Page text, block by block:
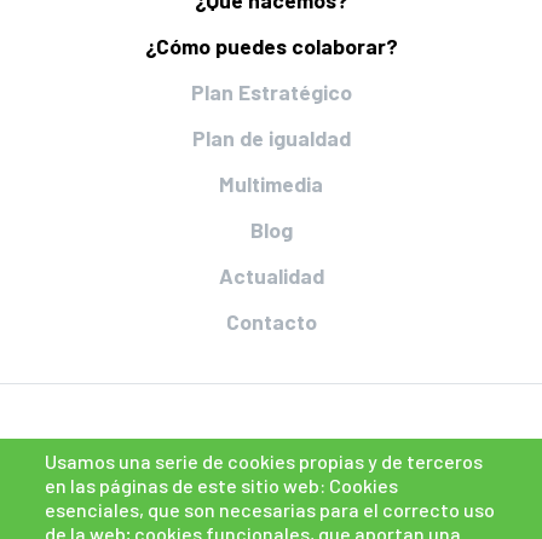
Usamos una serie de cookies propias y de terceros
en las páginas de este sitio web: Cookies
esenciales, que son necesarias para el correcto uso
de la web; cookies funcionales, que aportan una
¿Cómo puedes colaborar?
Plan Estratégico
Plan de igualdad
Multimedia
Blog
Actualidad
Contacto